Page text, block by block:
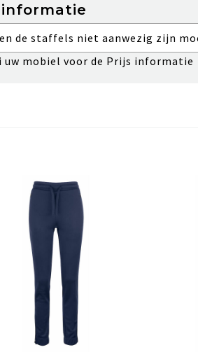
de staffels niet aanwezig zijn
uw mobiel voor de Prijs informatie